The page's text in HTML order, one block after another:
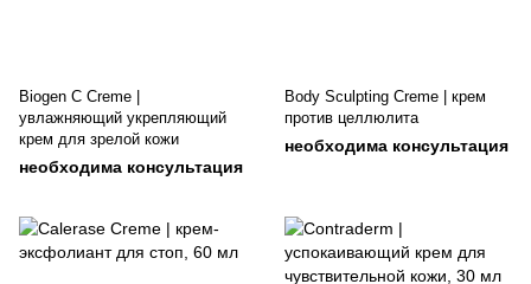
Biogen C Creme |
увлажняющий укрепляющий
крем для зрелой кожи
необходима консультация
Body Sculpting Creme | крем
против целлюлита
необходима консультация